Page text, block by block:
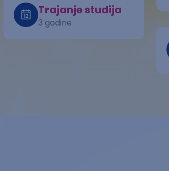
Trajanje studija
3 godine